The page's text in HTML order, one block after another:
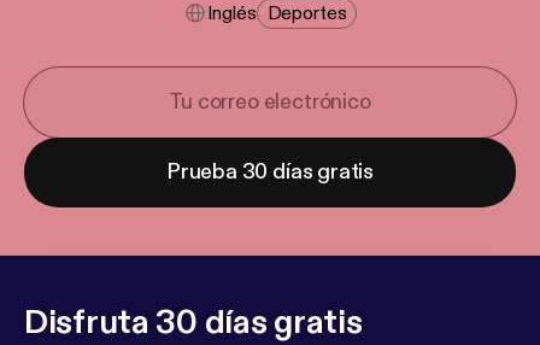
Inglés Deportes
Prueba 30 días gratis
Disfruta 30 días gratis